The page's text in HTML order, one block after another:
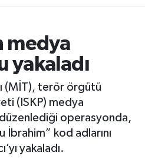
medya
yakaladı
(MİT), terör örgütü
(ISKP) medya
düzenlediği operasyonda,
İbrahim” kod adlarını
yakaladı.